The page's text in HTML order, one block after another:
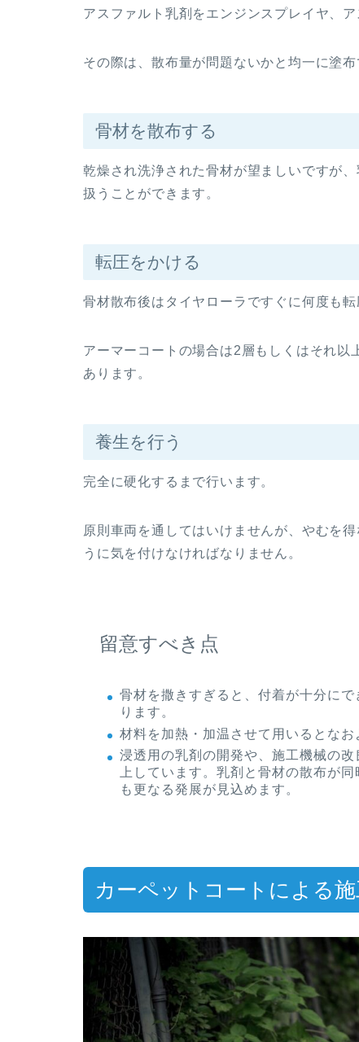
アスファルト乳剤をエンジンスプレイヤ、
その際は、散布量が問題ないかと均一に塗
骨材を散布する
乾燥され洗浄された骨材が望ましいですが
扱うことができます。
転圧をかける
骨材散布後はタイヤローラですぐに何度も
アーマーコートの場合は2層もしくはそれ
あります。
養生を行う
完全に硬化するまで行います。
原則車両を通してはいけませんが、やむを
うに気を付けなければなりません。
留意すべき点
骨材を撒きすぎると、付着が十分に
ります。
材料を加熱・加温させて用いるとなお
浸透用の乳剤の開発や、施工機械の
上しています。乳剤と骨材の散布が
も更なる発展が見込めます。
カーペットコートによる